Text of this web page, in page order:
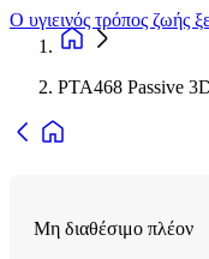
PTA468 Passive
Μη διαθέσιμο πλέον